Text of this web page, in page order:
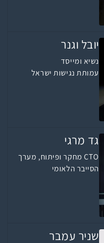
יובל וגנר
נשיא ומייסד
עמותת נגישות ישראל
גד מרגי
CTO מחקר ופיתוח, מערך
הסייבר הלאומי
שניר עמבר